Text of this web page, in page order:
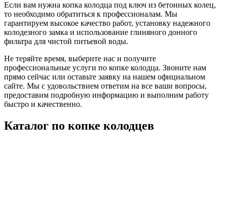
Если вам нужна копка колодца под ключ из бетонных колец,
то необходимо обратиться к профессионалам. Мы
гарантируем высокое качество работ, установку надежного
колодезного замка и использование глиняного донного
фильтра для чистой питьевой воды.
Не теряйте время, выберите нас и получите
профессиональные услуги по копке колодца. Звоните нам
прямо сейчас или оставьте заявку на нашем официальном
сайте. Мы с удовольствием ответим на все ваши вопросы,
предоставим подробную информацию и выполним работу
быстро и качественно.
Каталог по копке колодцев